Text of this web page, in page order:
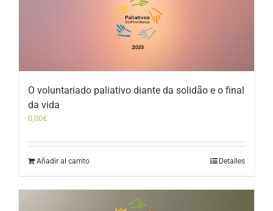
O voluntariado paliativo diante da solidão e o final
da vida
0,00€
Añadir al carrito Detalles